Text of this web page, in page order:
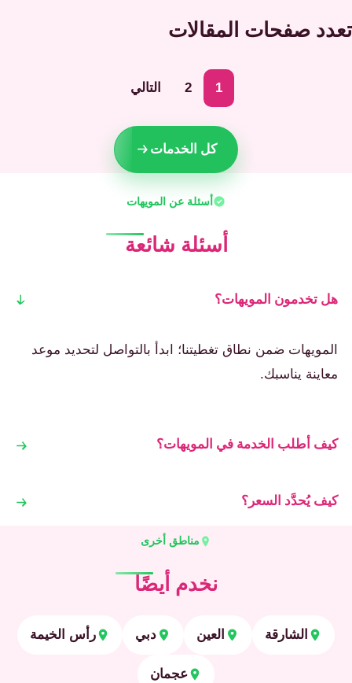
تعدد صفحات المقالات
1
2 التالي
كل الخدمات
أسئلة عن المويهات
أسئلة شائعة
هل تخدمون المويهات؟
المويهات ضمن نطاق تغطيتنا؛ ابدأ بالتواصل لتحديد موعد
معاينة يناسبك.
كيف أطلب الخدمة في المويهات؟
كيف يُحدَّد السعر؟
مناطق أخرى
نخدم أيضًا
الشارقة العين دبي رأس الخيمة
عجمان